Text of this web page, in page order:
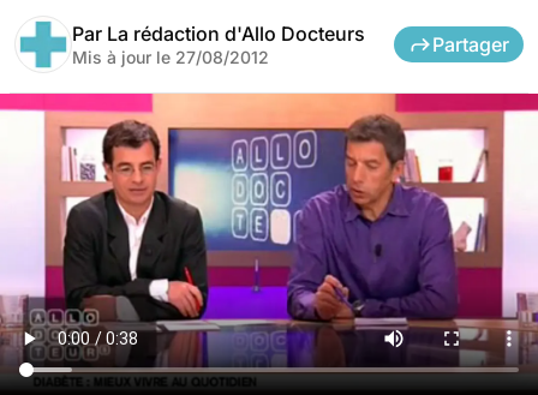
Par La rédaction d'Allo Docteurs
Mis à jour le 27/08/2012
Partager